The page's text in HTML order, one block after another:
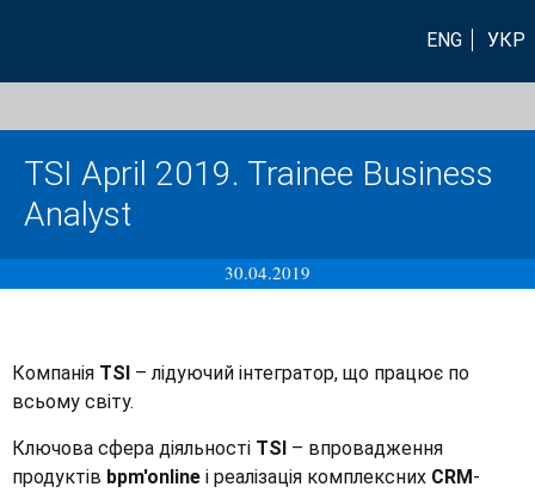
ENG УКР
TSI April 2019. Trainee Business
Analyst
30.04.2019
Компанія TSI – лідуючий інтегратор, що працює по
всьому світу.
Ключова сфера діяльності TSI – впровадження
продуктів bpm'online і реалізація комплексних CRM-